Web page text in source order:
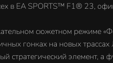
в EA SPORTS™ F1® 23,
сюжетном режиме
гонках на новых
стратегический элемент,